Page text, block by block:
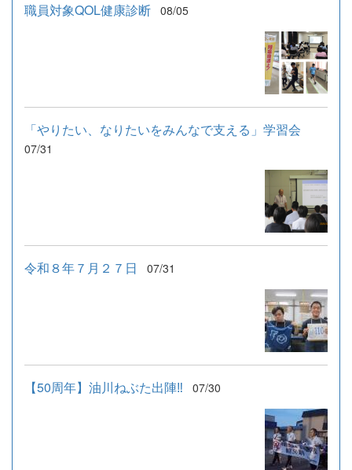
職員対象QOL健康診断 08/05
「やりたい、なりたいをみんなで支える」学習会
07/31
令和８年７月２７日 07/31
【50周年】油川ねぶた出陣‼ 07/30